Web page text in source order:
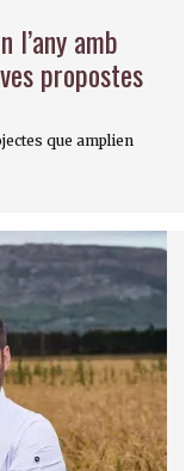
l’any amb
propostes
que amplien